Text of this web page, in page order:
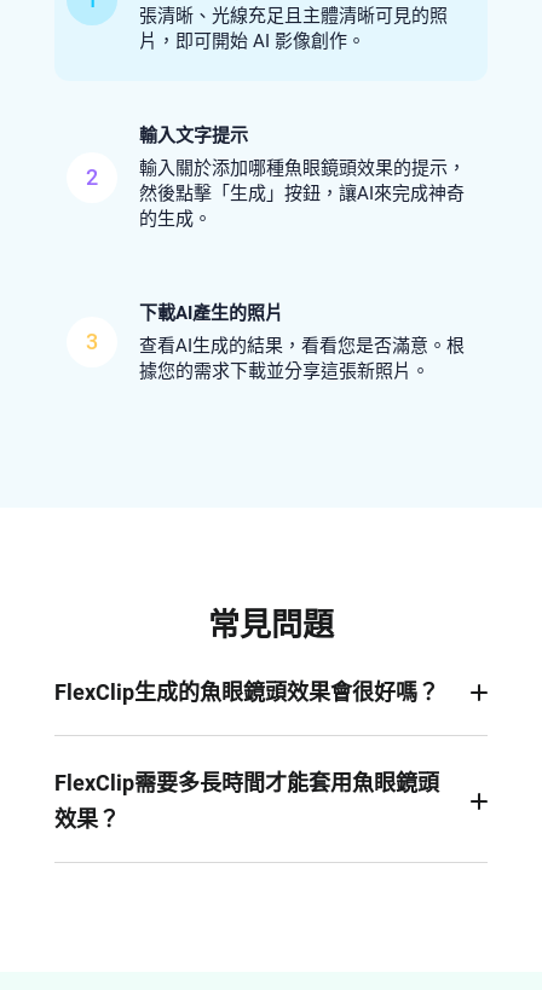
張清晰、光線充足且主體清晰可見的照
片，即可開始 AI 影像創作。
2
輸入文字提示
輸入關於添加哪種魚眼鏡頭效果的提示，
然後點擊「生成」按鈕，讓AI來完成神奇
的生成。
3
下載AI產生的照片
查看AI生成的結果，看看您是否滿意。根
據您的需求下載並分享這張新照片。
常見問題
FlexClip生成的魚眼鏡頭效果會很好嗎？
效果出色，呈現超逼真的效果。但是，最終效果可
能會因照片品質和拍攝角度而異。
FlexClip需要多長時間才能套用魚眼鏡頭
效果？